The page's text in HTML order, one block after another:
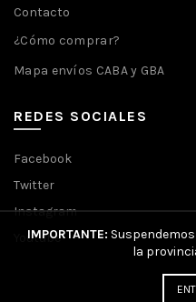
Contacto
¿Cómo comprar?
Mapa envíos CABA y GBA
REDES SOCIALES
Facebook
Twitter
Instagram
Youtube
IMPORTANTE:
la